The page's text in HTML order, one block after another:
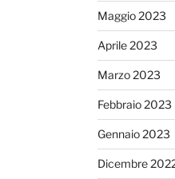
Maggio 2023
Aprile 2023
Marzo 2023
Febbraio 2023
Gennaio 2023
Dicembre